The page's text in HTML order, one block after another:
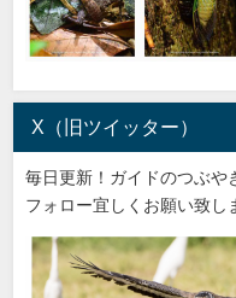
X（旧ツイッター）
毎日更新！ガイドのつぶや
フォロー宜しくお願い致し